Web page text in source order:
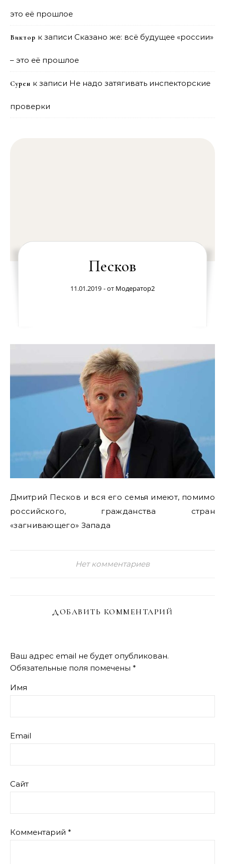
это её прошлое
Виктор к записи Сказано же: всё будущее «россии»
– это её прошлое
Сурен к записи Не надо затягивать инспекторские
проверки
Песков
11.01.2019 - от Модератор2
Дмитрий Песков и вся его семья имеют, помимо
российского, гражданства стран
«загнивающего» Запада
Нет комментариев
ДОБАВИТЬ КОММЕНТАРИЙ
Ваш адрес email не будет опубликован.
Обязательные поля помечены *
Имя
Email
Сайт
Комментарий *